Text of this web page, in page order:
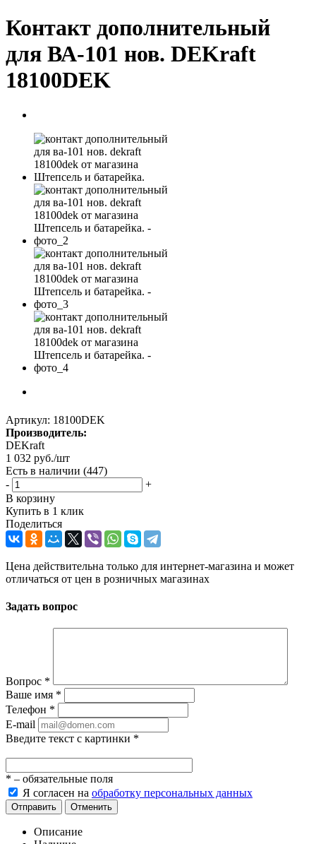
Контакт дополнительный
для ВА-101 нов. DEKraft
18100DEK
Артикул: 18100DEK
Производитель:
DEKraft
1 032 руб./шт
Есть в наличии (447)
-
+
В корзину
Купить в 1 клик
Поделиться
Цена действительна только для интернет-магазина и может
отличаться от цен в розничных магазинах
Задать вопрос
Вопрос *
Ваше имя *
Телефон *
E-mail
Введите текст с картинки *
* – обязательные поля
Я согласен на обработку персональных данных
Отправить Отменить
Описание